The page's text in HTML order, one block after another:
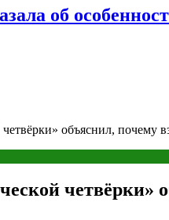
об
объяснил, почему
четвёрки»